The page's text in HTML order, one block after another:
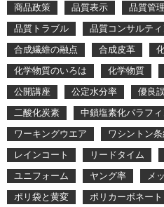
商品政策
品質表示 品質管
品質トラブル
品質コンサルテ
合成繊維の融点
合成皮革
化学物質のいろは
化学物質
公開講座
公定水分率 優良
二酸化炭素
中鎖塩素化パラフ
ワーキングウエア
ワシントン
レインコート
リードタイム
ユニフォーム
ヤング率 メ
ポリ袋と黄変
ポリカーボネート